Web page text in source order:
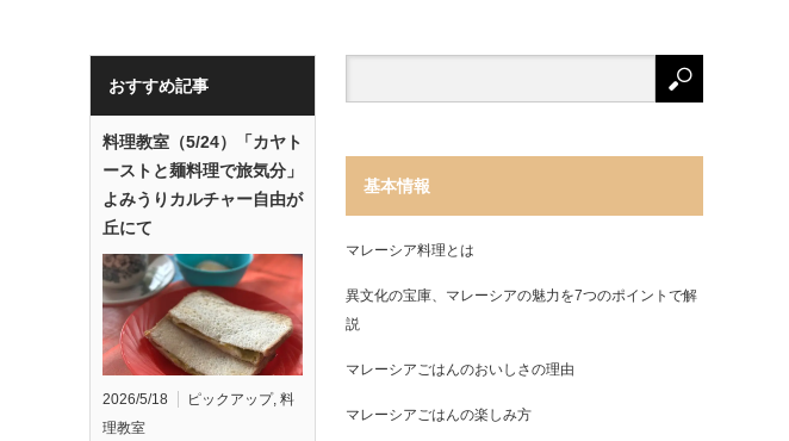
おすすめ記事
料理教室（5/24）「カヤト
ーストと麺料理で旅気分」
よみうりカルチャー自由が
丘にて
2026/5/18 ピックアップ, 料
理教室
基本情報
マレーシア料理とは
異文化の宝庫、マレーシアの魅力を7つのポイントで解
説
マレーシアごはんのおいしさの理由
マレーシアごはんの楽しみ方